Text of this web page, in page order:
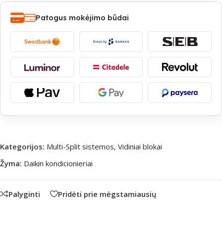
Patogus mokėjimo būdai
Kategorijos: Multi-Split sistemos, Vidiniai blokai
Žyma: Daikin kondicionieriai
Palyginti Pridėti prie mėgstamiausių